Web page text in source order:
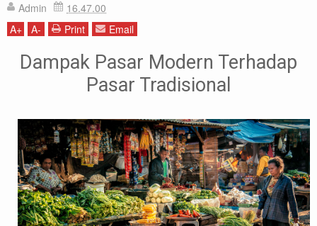
Admin
16.47.00
A+ A- Print Email
Dampak Pasar Modern Terhadap
Pasar Tradisional